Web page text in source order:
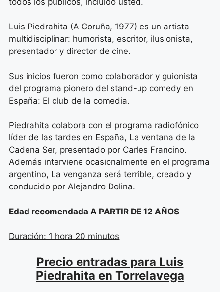
Luis Piedrahita (A Coruña, 1977) es un artista
multidisciplinar: humorista, escritor, ilusionista,
presentador y director de cine.
Sus inicios fueron como colaborador y guionista
del programa pionero del stand-up comedy en
España: El club de la comedia.
Piedrahita colabora con el programa radiofónico
líder de las tardes en España, La ventana de la
Cadena Ser, presentado por Carles Francino.
Además interviene ocasionalmente en el programa
argentino, La venganza será terrible, creado y
conducido por Alejandro Dolina.
Edad recomendada A PARTIR DE 12 AÑOS
Duración: 1 hora 20 minutos
Precio entradas para Luis
Piedrahita en Torrelavega